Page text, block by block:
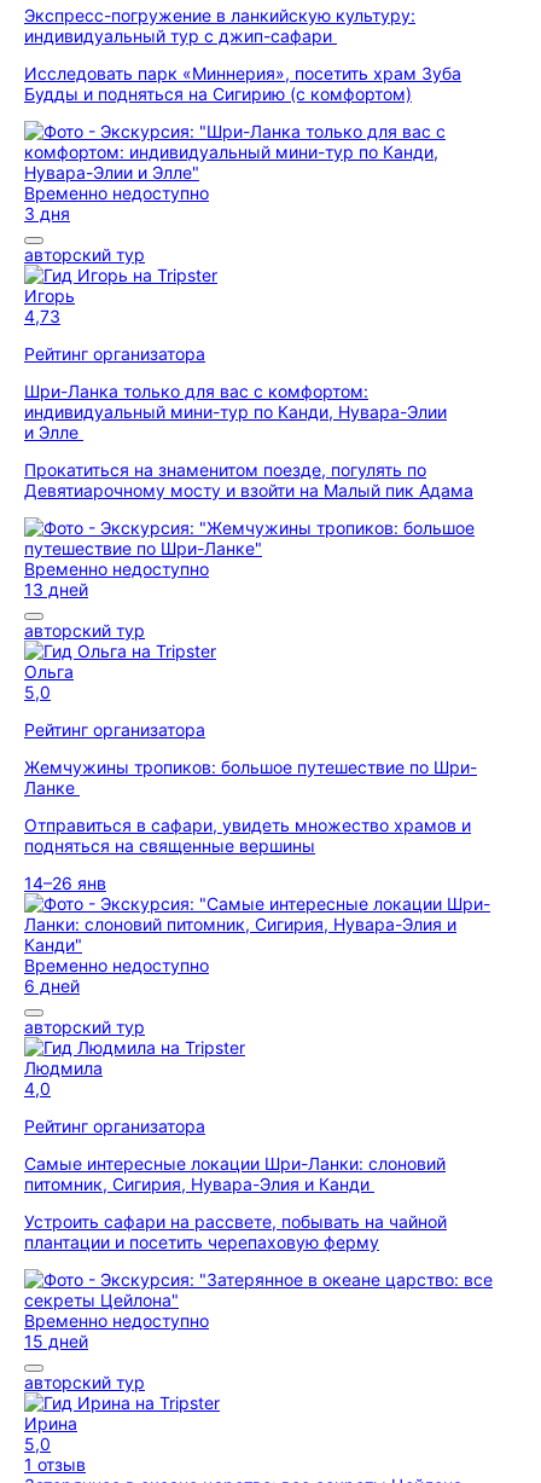
Экспресс-погружение в ланкийскую культуру:
индивидуальный тур с джип-сафари
Исследовать парк «Миннерия», посетить храм Зуба
Будды и подняться на Сигирию (с комфортом)
Временно недоступно
3 дня
авторский тур
Игорь
4,73
Рейтинг организатора
Шри-Ланка только для вас с комфортом:
индивидуальный мини-тур по Канди, Нувара-Элии
и Элле
Прокатиться на знаменитом поезде, погулять по
Девятиарочному мосту и взойти на Малый пик Адама
Временно недоступно
13 дней
авторский тур
Ольга
5,0
Рейтинг организатора
Жемчужины тропиков: большое путешествие по Шри-
Ланке
Отправиться в сафари, увидеть множество храмов и
подняться на священные вершины
14–26 янв
Временно недоступно
6 дней
авторский тур
Людмила
4,0
Рейтинг организатора
Самые интересные локации Шри-Ланки: слоновий
питомник, Сигирия, Нувара-Элия и Канди
Устроить сафари на рассвете, побывать на чайной
плантации и посетить черепаховую ферму
Временно недоступно
15 дней
авторский тур
Ирина
5,0
1 отзыв